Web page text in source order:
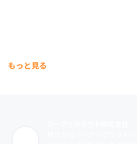
もっと見る